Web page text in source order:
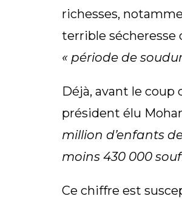
richesses,
terrible sécheresse
« période de
Déjà, avant le
président élu
million d’enfants
moins 430 000
Ce chiffre est